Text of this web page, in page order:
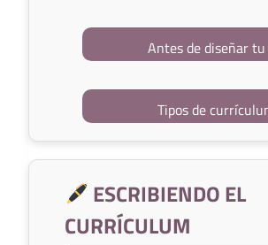
Antes de diseñar tu
Tipos de
ESCRIBIENDO EL
CURRÍCULUM